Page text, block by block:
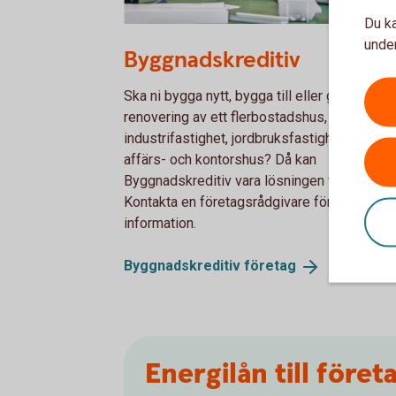
Two colleagues planning in front of a laptop
Byggnadskreditiv
Ska ni bygga nytt, bygga till eller göra en
renovering av ett flerbostadshus,
industrifastighet, jordbruksfastighet eller
affärs- och kontorshus? Då kan
Byggnadskreditiv vara lösningen för er.
Kontakta en företagsrådgivare för mer
information.
Byggnadskreditiv företag
Energilån till
Du